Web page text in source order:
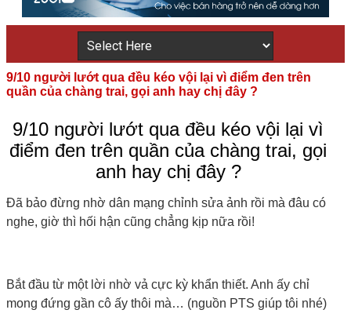
9/10 người lướt qua đều kéo vội lại vì điểm đen trên
quần của chàng trai, gọi anh hay chị đây ?
9/10 người lướt qua đều kéo vội lại vì
điểm đen trên quần của chàng trai, gọi
anh hay chị đây ?
Đã bảo đừng nhờ dân mạng chỉnh sửa ảnh rồi mà đâu có
nghe, giờ thì hối hận cũng chẳng kịp nữa rồi!
Bắt đầu từ một lời nhờ vả cực kỳ khẩn thiết. Anh ấy chỉ
mong đứng gần cô ấy thôi mà… (nguồn PTS giúp tôi nhé)